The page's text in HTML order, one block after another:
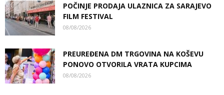
POČINJE PRODAJA ULAZNICA ZA SARAJEVO
FILM FESTIVAL
08/08/2026
PREUREĐENA DM TRGOVINA NA KOŠEVU
PONOVO OTVORILA VRATA KUPCIMA
08/08/2026